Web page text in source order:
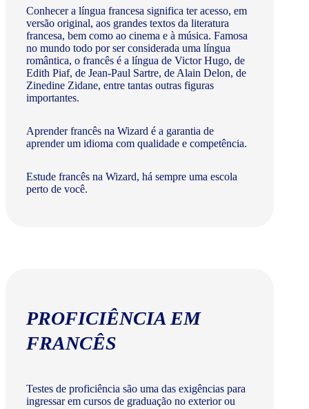
Conhecer a língua francesa significa ter acesso, em
versão original, aos grandes textos da literatura
francesa, bem como ao cinema e à música. Famosa
no mundo todo por ser considerada uma língua
romântica, o francês é a língua de Victor Hugo, de
Edith Piaf, de Jean-Paul Sartre, de Alain Delon, de
Zinedine Zidane, entre tantas outras figuras
importantes.
Aprender francês na Wizard é a garantia de
aprender um idioma com qualidade e competência.
Estude francês na Wizard, há sempre uma escola
perto de você.
PROFICIÊNCIA EM
FRANCÊS
Testes de proficiência são uma das exigências para
ingressar em cursos de graduação no exterior ou